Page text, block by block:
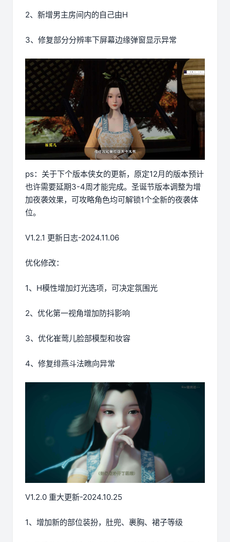
2、新增男主房间内的自己由H
3、修复部分分辨率下屏幕边缘弹窗显示异常
ps：关于下个版本侠女的更新，原定12月的版本预计
也许需要延期3-4周才能完成。圣诞节版本调整为增
加夜袭效果，可攻略角色均可解锁1个全新的夜袭体
位。
V1.2.1 更新日志-2024.11.06
优化修改：
1、H模性增加灯光选项，可决定氛围光
2、优化第一视角增加防抖影响
3、优化崔莺儿脸部模型和妆容
4、修复绯燕斗法瞧向异常
V1.2.0 重大更新-2024.10.25
1、增加新的部位装扮，肚兜、裹胸、裙子等级